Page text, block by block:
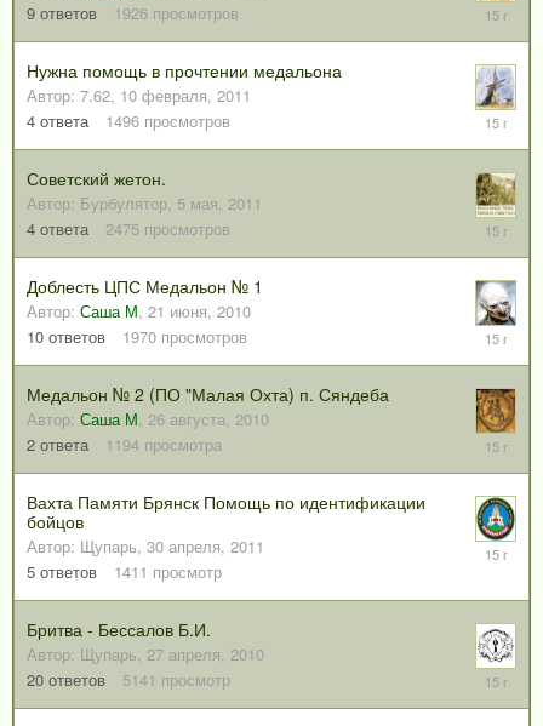
9 ответов 1926 просмотров
2011
Нужна помощь в прочтении медальона
Автор: 7.62, 10 февраля, 2011
4 ответа 1496 просмотров
2011
Советский жетон.
Автор: Бурбулятор, 5 мая, 2011
4 ответа 2475 просмотров
2011
Доблесть ЦПС Медальон № 1
Автор: Саша М, 21 июня, 2010
10 ответов 1970 просмотров
11
2011
Медальон № 2 (ПО "Малая Охта) п. Сяндеба
Автор: Саша М, 26 августа, 2010
2 ответа 1194 просмотра
2011
Вахта Памяти Брянск Помощь по идентификации
бойцов
Автор: Щупарь, 30 апреля, 2011
5 ответов 1411 просмотр
Бритва - Бессалов Б.И.
Автор: Щупарь, 27 апреля, 2010
20 ответов 5141 просмотр
2011